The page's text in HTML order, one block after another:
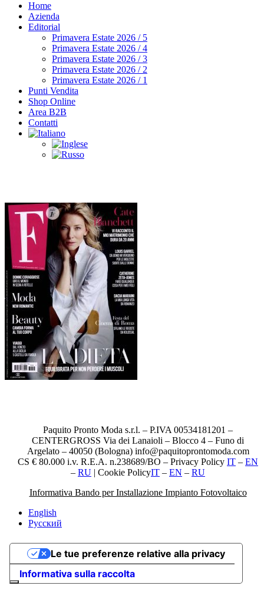
Home
Azienda
Editorial
Primavera Estate 2026 / 5
Primavera Estate 2026 / 4
Primavera Estate 2026 / 3
Primavera Estate 2026 / 2
Primavera Estate 2026 / 1
Punti Vendita
Shop Online
Area B2B
Contatti
Paquito Pronto Moda s.r.l. – P.IVA 00534181201 –
CENTERGROSS Via dei Lanaioli – Blocco 4 – Funo di
Argelato – 40050 (Bologna) info@paquitoprontomoda.com
CS € 80.000 i.v. R.E.A. n.238689/BO – Privacy Policy IT – EN
– RU | Cookie PolicyIT – EN – RU
Informativa Bando per Installazione Impianto Fotovoltaico
English
Русский
Informativa sulla raccolta
Le tue preferenze relative alla privacy